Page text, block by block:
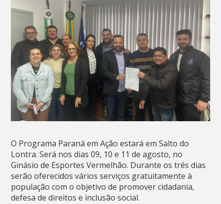
O Programa Paraná em Ação estará em Salto do
Lontra. Será nos dias 09, 10 e 11 de agosto, no
Ginásio de Esportes Vermelhão. Durante os três dias
serão oferecidos vários serviços gratuitamente à
população com o objetivo de promover cidadania,
defesa de direitos e inclusão social.